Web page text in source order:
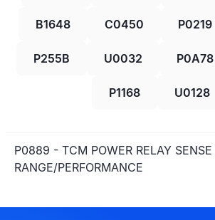
B1648 C0450 P0219
P255B U0032 P0A78
P1168 U0128
P0889 - TCM POWER RELAY
RANGE/PERFORMANCE